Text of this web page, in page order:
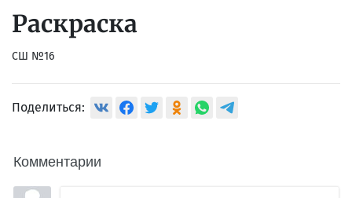
Раскраска
СШ №16
Поделиться:
Комментарии